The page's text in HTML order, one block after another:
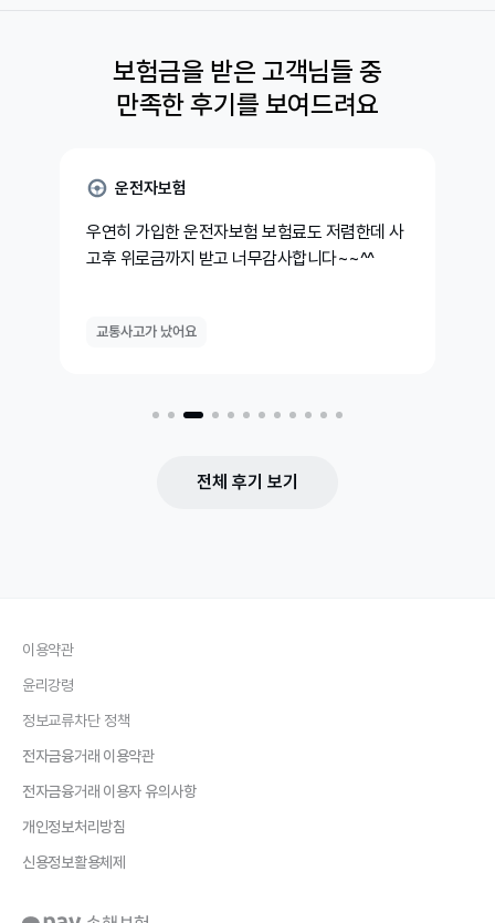
보험금을 받은 고객님들 중
만족한 후기를 보여드려요
운전자보험
우연히 가입한 운전자보험 보험료도 저렴한데 사
고후 위로금까지 받고 너무감사합니다~~^^
교통사고가 났어요
전체 후기 보기
이용약관
윤리강령
정보교류차단 정책
전자금융거래 이용약관
전자금융거래 이용자 유의사항
개인정보처리방침
신용정보활용체제